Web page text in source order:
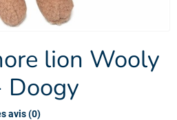
lion Wooly
Doogy
avis (0)